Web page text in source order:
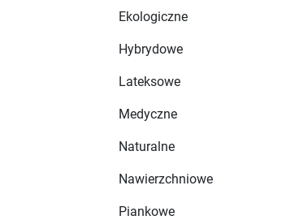
Ekologiczne
Hybrydowe
Lateksowe
Medyczne
Naturalne
Nawierzchniowe
Piankowe